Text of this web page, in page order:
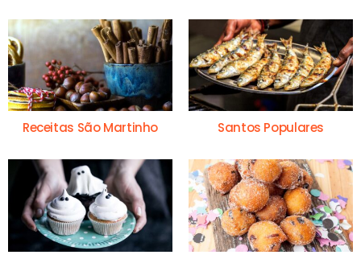
Receitas São Martinho Santos Populares